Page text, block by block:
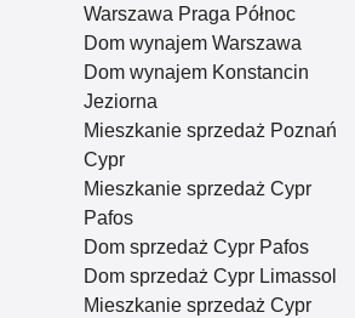
Warszawa Praga Północ
Dom wynajem Warszawa
Dom wynajem Konstancin
Jeziorna
Mieszkanie sprzedaż Poznań
Cypr
Mieszkanie sprzedaż Cypr
Pafos
Dom sprzedaż Cypr Pafos
Dom sprzedaż Cypr Limassol
Mieszkanie sprzedaż Cypr